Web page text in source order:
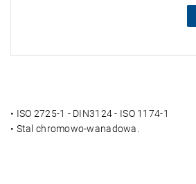
• ISO 2725-1 - DIN3124 - ISO 1174-1
• Stal chromowo-wanadowa.